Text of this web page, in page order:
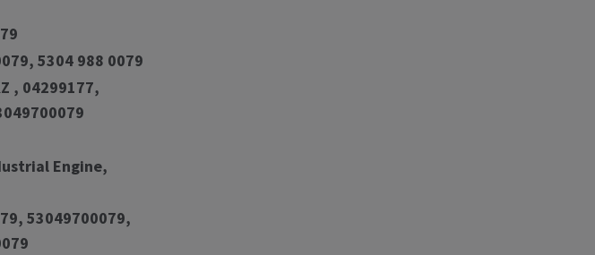
5304 988 0079
, 04299177,
Engine,
53049700079,